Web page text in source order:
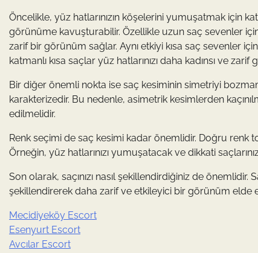
Öncelikle, yüz hatlarınızın köşelerini yumuşatmak için
görünüme kavuşturabilir. Özellikle uzun saç sevenler
zarif bir görünüm sağlar. Aynı etkiyi kısa saç sevenler
katmanlı kısa saçlar yüz hatlarınızı daha kadınsı ve zarif
Bir diğer önemli nokta ise saç kesiminin simetriyi
karakterizedir. Bu nedenle, asimetrik kesimlerden
edilmelidir.
Renk seçimi de saç kesimi kadar önemlidir. Doğru renk
Örneğin, yüz hatlarınızı yumuşatacak ve dikkati
Son olarak, saçınızı nasıl şekillendirdiğiniz de önemlidir.
şekillendirerek daha zarif ve etkileyici bir görünüm elde
Mecidiyeköy Escort
Esenyurt Escort
Avcılar Escort